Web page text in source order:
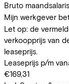
Bruto maandsalaris
Mijn werkgever
Let op: de
verkoopprijs van
leaseprijs.
Leaseprijs p/m
€169,31